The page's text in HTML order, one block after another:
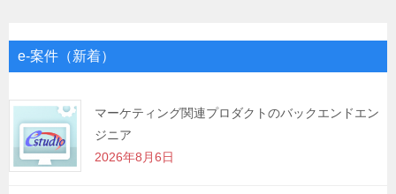
ゲ
シ
ョ
ン
e-案件（新着）
マーケティング関連プロダクトのバックエンドエン
ジニア
2026年8月6日